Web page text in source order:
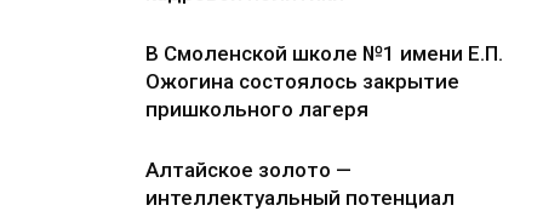
В Смоленской школе №1 имени Е.П.
Ожогина состоялось закрытие
пришкольного лагеря
Алтайское золото —
интеллектуальный потенциал